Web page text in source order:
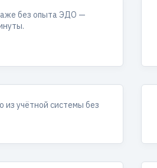
без опыта ЭДО —
из учётной системы без